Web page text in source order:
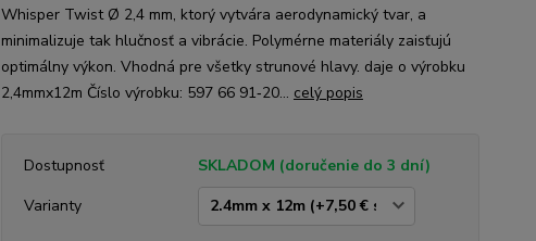
Whisper Twist Ø 2,4 mm, ktorý vytvára aerodynamický tvar, a
minimalizuje tak hlučnosť a vibrácie. Polymérne materiály zaisťujú
optimálny výkon. Vhodná pre všetky strunové hlavy. daje o výrobku
2,4mmx12m Číslo výrobku: 597 66 91‑20... celý popis
Dostupnosť
SKLADOM (doručenie do 3 dní)
Varianty